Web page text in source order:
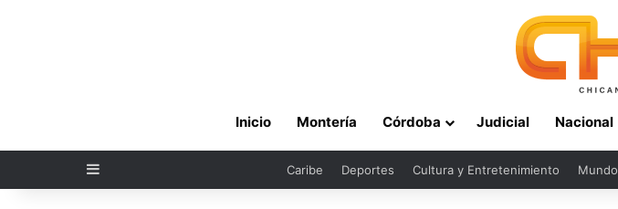
Inicio Montería Córdoba Judicial Nacional
Sidebar Caribe Deportes Cultura y Entretenimiento Mundo